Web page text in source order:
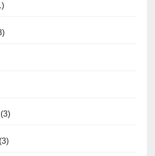
(3)
(3)